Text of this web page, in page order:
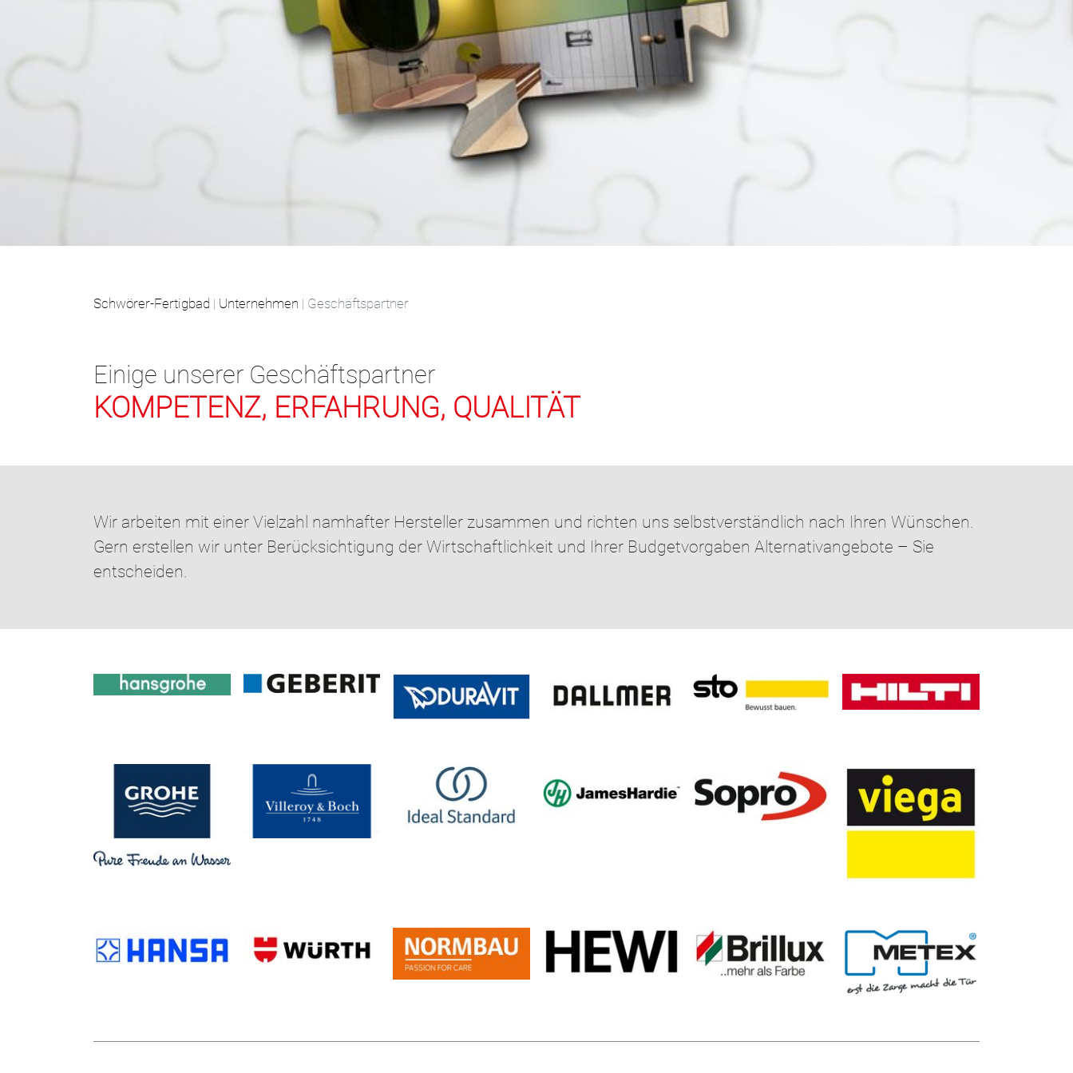
Schwörer-Fertigbad | Unternehmen | Geschäftspartner
Einige unserer Geschäftspartner
KOMPETENZ, ERFAHRUNG, QUALITÄT
Wir arbeiten mit einer Vielzahl namhafter Hersteller zusammen und richten uns selbstverständlich nach Ihren Wünschen.
Gern erstellen wir unter Berücksichtigung der Wirtschaftlichkeit und Ihrer Budgetvorgaben Alternativangebote – Sie
entscheiden.